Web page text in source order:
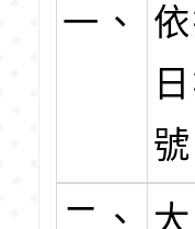
一、
二、